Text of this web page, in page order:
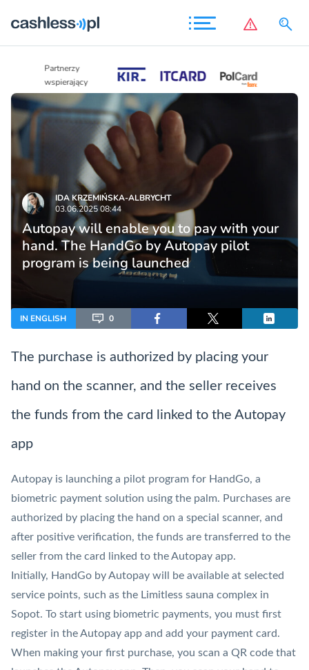
Partnerzy
wspierający
IDA KRZEMIŃSKA-ALBRYCHT
03.06.2025 08:44
Autopay will enable you to pay with your
hand. The HandGo by Autopay pilot
program is being launched
IN ENGLISH 0
The purchase is authorized by placing your
hand on the scanner, and the seller receives
the funds from the card linked to the Autopay
app
Autopay is launching a pilot program for HandGo, a
biometric payment solution using the palm. Purchases are
authorized by placing the hand on a special scanner, and
after positive verification, the funds are transferred to the
seller from the card linked to the Autopay app.
Initially, HandGo by Autopay will be available at selected
service points, such as the Limitless sauna complex in
Sopot. To start using biometric payments, you must first
register in the Autopay app and add your payment card.
When making your first purchase, you scan a QR code that